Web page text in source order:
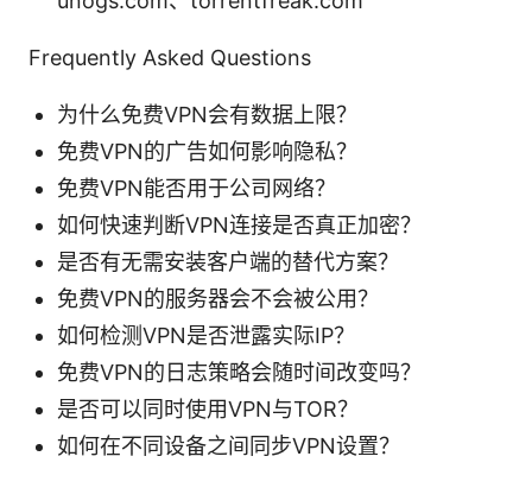
Frequently Asked Questions
为什么免费VPN会有数据上限？
免费VPN的广告如何影响隐私？
免费VPN能否用于公司网络？
如何快速判断VPN连接是否真正加密？
是否有无需安装客户端的替代方案？
免费VPN的服务器会不会被公用？
如何检测VPN是否泄露实际IP？
免费VPN的日志策略会随时间改变吗？
是否可以同时使用VPN与TOR？
如何在不同设备之间同步VPN设置？